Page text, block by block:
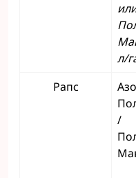
л/
Рапс
/